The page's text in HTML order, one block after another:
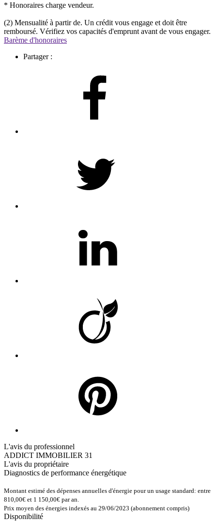
* Honoraires charge vendeur.
(2) Mensualité à partir de. Un crédit vous engage et doit être
remboursé. Vérifiez vos capacités d'emprunt avant de vous engager.
Barème d'honoraires
Partager :
L'avis du professionnel
ADDICT IMMOBILIER 31
L'avis du propriétaire
Diagnostics de performance énergétique
Montant estimé des dépenses annuelles d'énergie pour un usage standard: entre
810,00€ et 1 150,00€ par an.
Prix moyen des énergies indexés au 29/06/2023 (abonnement compris)
Disponibilité